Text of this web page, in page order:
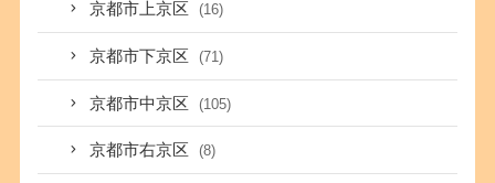
京都市上京区 (16)
京都市下京区 (71)
京都市中京区 (105)
京都市右京区 (8)